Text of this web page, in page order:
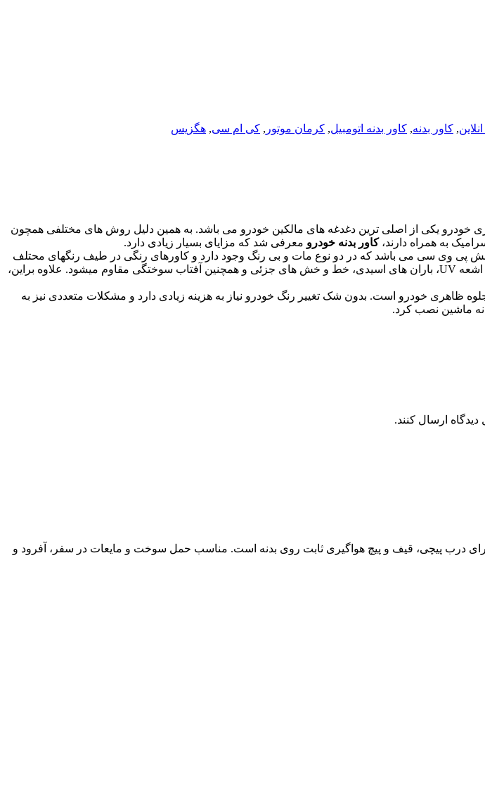
, کاور بدنه, کاور بدنه اتومبیل, کرمان موتور , کی ام سی, هگزیس
یکی از اصلی ترین دغدغه های مالکین خودرو می باشد. به همین دلیل روش های مختلفی همچون
به همراه دارند،کاور بدنه خودرو معرفی شد که مزایای بسیار زیادی دارد.
پی وی سی می باشد که در دو نوع مات و بی رنگ وجود دارد و کاورهای رنگی در طیف رنگهای محتلف
روی بدنه ماشین نصب میشود. پس از نصب این پوشش روی بدنه اصلی ماشین، رنگ آن در برابر تابش اشعه UV، باران های اسیدی، خط و خش های جزئی و همچنین آفتاب سوختگی مقاوم میشود. علاوه براین،
جلوه ظاهری خودرو است. بدون شک تغییر رنگ خودرو نیاز به هزینه زیادی دارد و مشکلات متعددی نیز به
ماشین نصب کرد.
ارسال کنند.
درب پیچی، قیف و پیچ هواگیری ثابت روی بدنه است. مناسب حمل سوخت و مایعات در سفر، آفرود و